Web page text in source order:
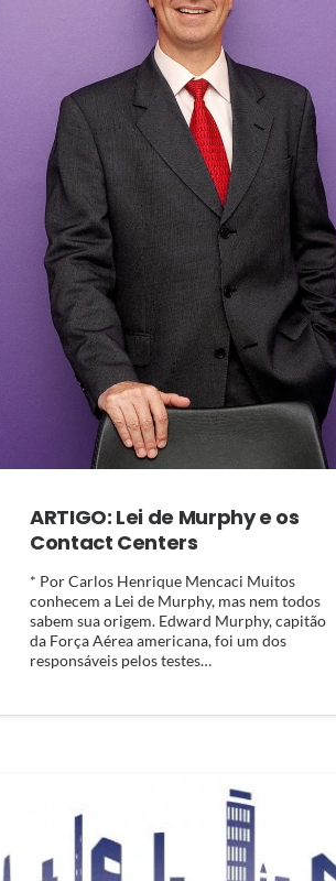
ARTIGO: Lei de Murphy e os
Contact Centers
* Por Carlos Henrique Mencaci Muitos
conhecem a Lei de Murphy, mas nem todos
sabem sua origem. Edward Murphy, capitão
da Força Aérea americana, foi um dos
responsáveis pelos testes…